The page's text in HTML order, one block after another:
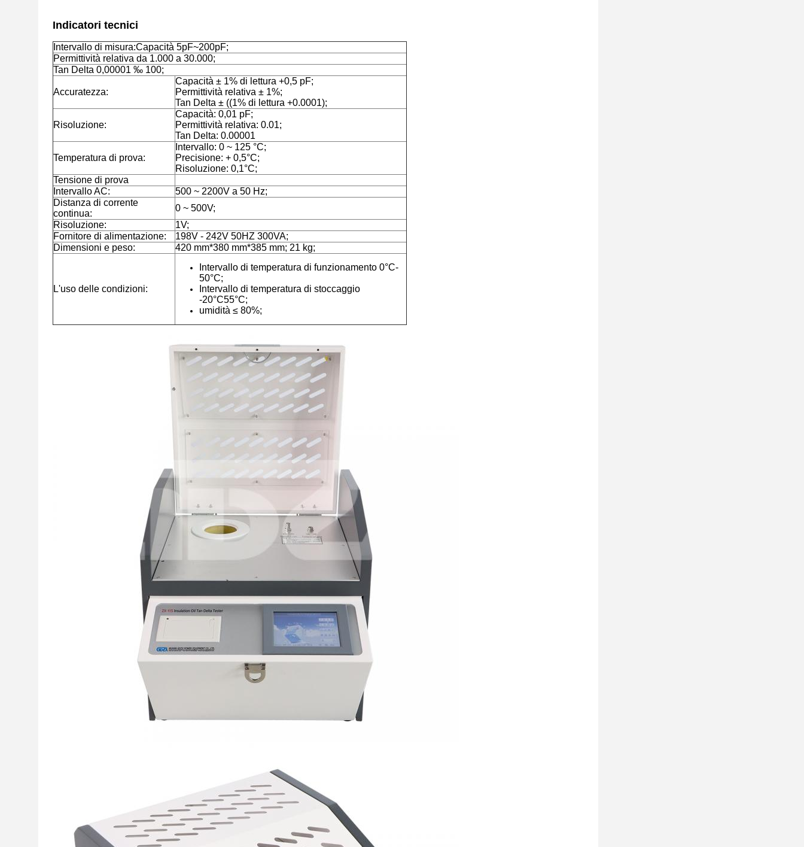
Indicatori tecnici
Intervallo di misura:Capacità 5pF~200pF;
Permittività relativa da 1.000 a 30.000;
Tan Delta 0,00001 ‰ 100;
Accuratezza:
Capacità ± 1% di lettura +0,5 pF;
Permittività relativa ± 1%;
Tan Delta ± ((1% di lettura +0.0001);
Risoluzione:
Capacità: 0,01 pF;
Permittività relativa: 0.01;
Tan Delta: 0.00001
Temperatura di prova:
Intervallo: 0 ~ 125 °C;
Precisione: + 0,5°C;
Risoluzione: 0,1°C;
Tensione di prova
Intervallo AC:
500 ~ 2200V a 50 Hz;
Distanza di corrente
continua:
0 ~ 500V;
Risoluzione:
1V;
Fornitore di alimentazione:
198V - 242V 50HZ 300VA;
Dimensioni e peso:
420 mm*380 mm*385 mm; 21 kg;
L'uso delle condizioni:
Intervallo di temperatura di funzionamento 0°C-
50°C;
Intervallo di temperatura di stoccaggio
-20°C55°C;
umidità ≤ 80%;